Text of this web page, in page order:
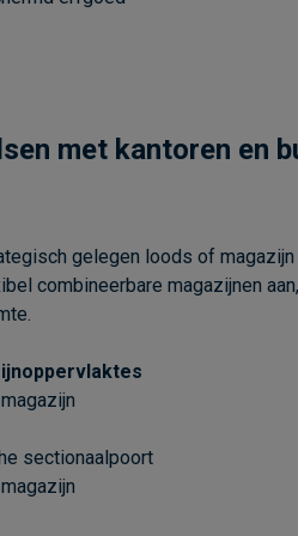
met kantoren en
gelegen loods of
combineerbare magazijnen
sectionaalpoort